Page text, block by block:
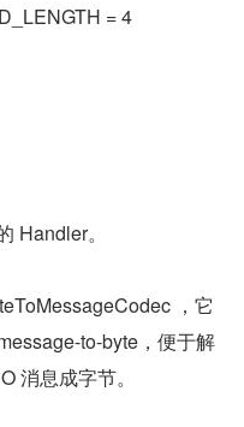
= 4
Handler。
，它
to-byte，便于解
消息成字节。